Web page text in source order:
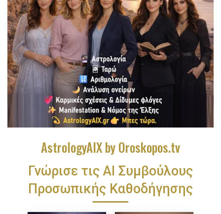
AstrologyAIX by Oroskopos.tv
Γνώρισε τις ΑΙ Συμβούλους
Προσωπικής Καθοδήγησης